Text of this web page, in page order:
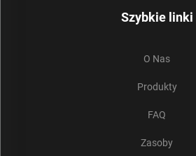
Szybkie linki
O Nas
Produkty
FAQ
Zasoby